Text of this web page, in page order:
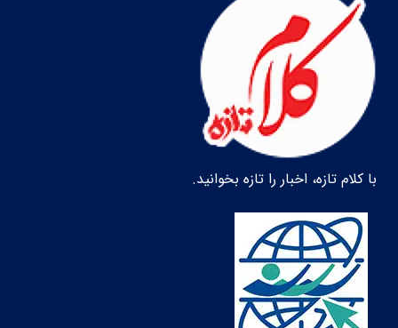
با کلام تازه، اخبار را تازه بخوانید.